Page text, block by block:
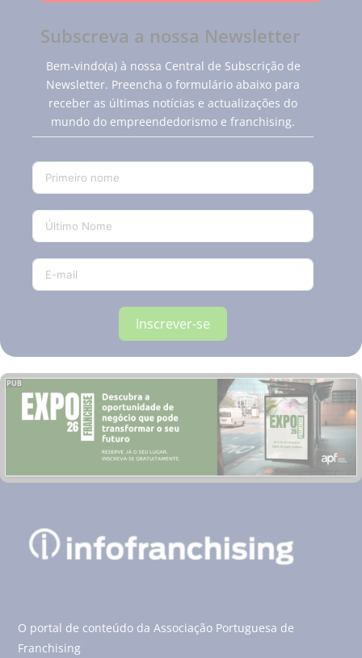
Subscreva a nossa Newsletter
Bem-vindo(a) à nossa Central de Subscrição de
Newsletter. Preencha o formulário abaixo para
receber as últimas notícias e actualizações do
mundo do empreendedorismo e franchising.
Inscrever-se
PUB
O portal de conteúdo da Associação Portuguesa de
Franchising